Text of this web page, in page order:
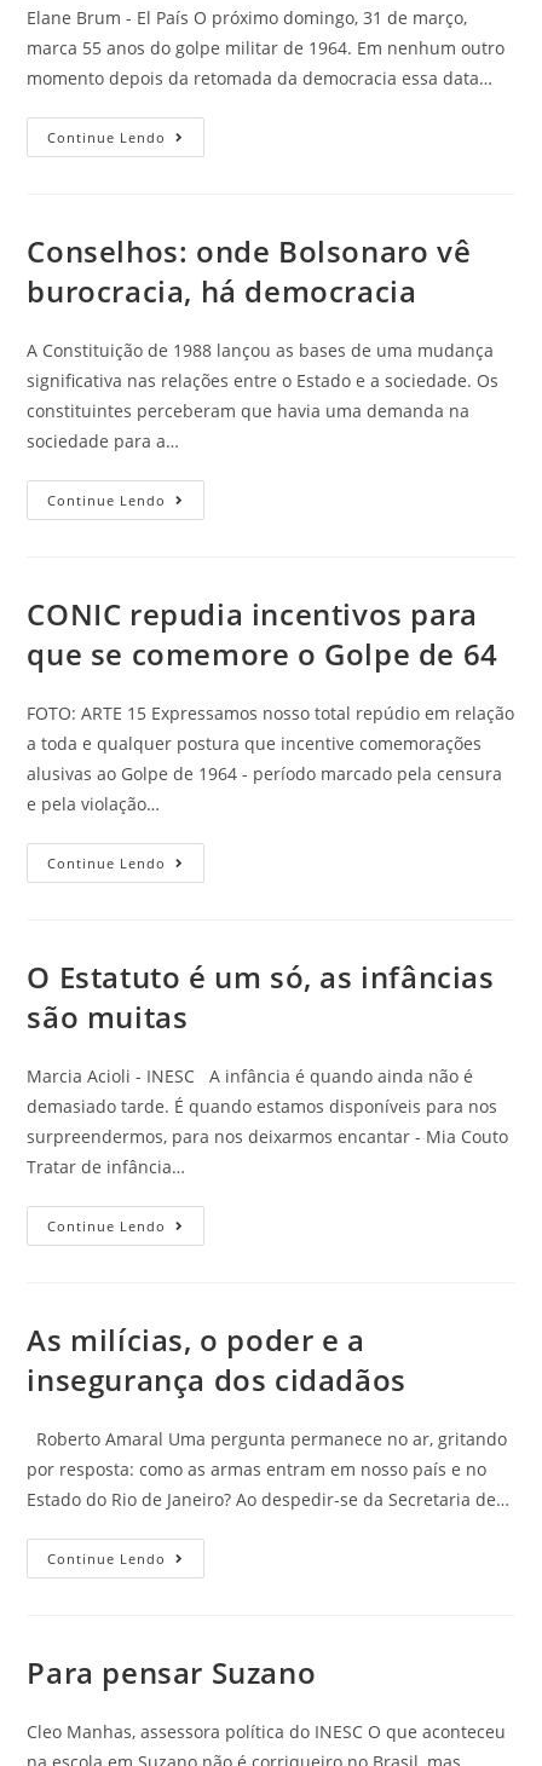
Elane Brum - El País O próximo domingo, 31 de março,
marca 55 anos do golpe militar de 1964. Em nenhum outro
momento depois da retomada da democracia essa data…
Continue Lendo
Conselhos: onde Bolsonaro vê
burocracia, há democracia
A Constituição de 1988 lançou as bases de uma mudança
significativa nas relações entre o Estado e a sociedade. Os
constituintes perceberam que havia uma demanda na
sociedade para a…
Continue Lendo
CONIC repudia incentivos para
que se comemore o Golpe de 64
FOTO: ARTE 15 Expressamos nosso total repúdio em relação
a toda e qualquer postura que incentive comemorações
alusivas ao Golpe de 1964 - período marcado pela censura
e pela violação…
Continue Lendo
O Estatuto é um só, as infâncias
são muitas
Marcia Acioli - INESC A infância é quando ainda não é
demasiado tarde. É quando estamos disponíveis para nos
surpreendermos, para nos deixarmos encantar - Mia Couto
Tratar de infância…
Continue Lendo
As milícias, o poder e a
insegurança dos cidadãos
Roberto Amaral Uma pergunta permanece no ar, gritando
por resposta: como as armas entram em nosso país e no
Estado do Rio de Janeiro? Ao despedir-se da Secretaria de…
Continue Lendo
Para pensar Suzano
Cleo Manhas, assessora política do INESC O que aconteceu